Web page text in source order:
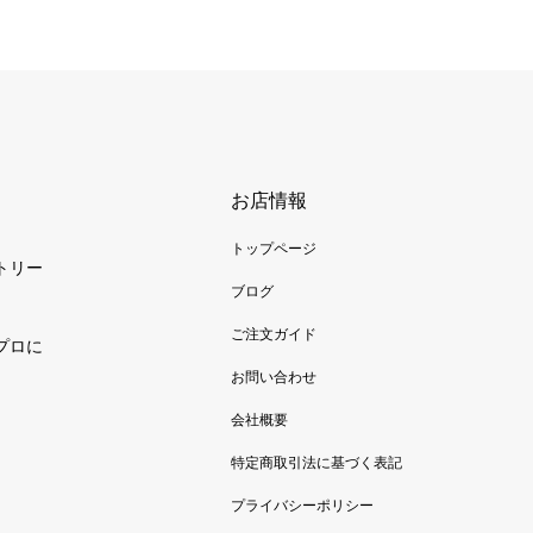
リー
ロに
お店情報
トップページ
ブログ
ご注文ガイド
お問い合わせ
会社概要
特定商取引法に基づく表記
プライバシーポリシー